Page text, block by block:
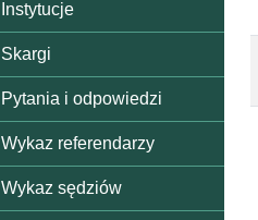
Instytucje
Skargi
Pytania i odpowiedzi
Wykaz referendarzy
Wykaz sędziów